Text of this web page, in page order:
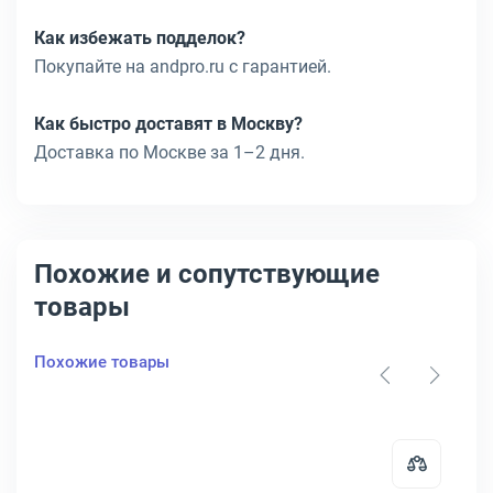
Как избежать подделок?
Покупайте на andpro.ru с гарантией.
Как быстро доставят в Москву?
Доставка по Москве за 1–2 дня.
Похожие и сопутствующие
товары
Похожие товары